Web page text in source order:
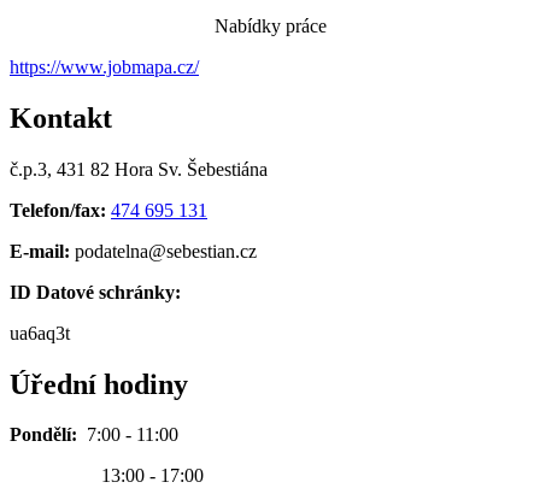
Nabídky práce
https://www.jobmapa.cz/
Kontakt
č.p.3, 431 82 Hora Sv. Šebestiána
Telefon/fax: 474 695 131
E-mail: podatelna@sebestian.cz
ID Datové schránky:
ua6aq3t
Úřední hodiny
Pondělí: 7:00 - 11:00
13:00 - 17:00